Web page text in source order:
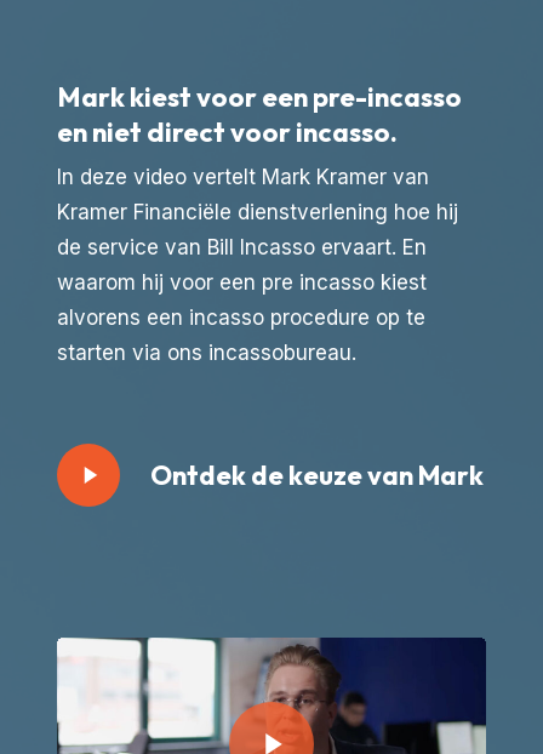
Mark kiest voor een pre-incasso
en niet direct voor incasso.
In deze video vertelt Mark Kramer van
Kramer Financiële dienstverlening hoe hij
de service van Bill Incasso ervaart. En
waarom hij voor een pre incasso kiest
alvorens een incasso procedure op te
starten via ons incassobureau.
Play
Video
Ontdek de keuze van Mark
Play Video